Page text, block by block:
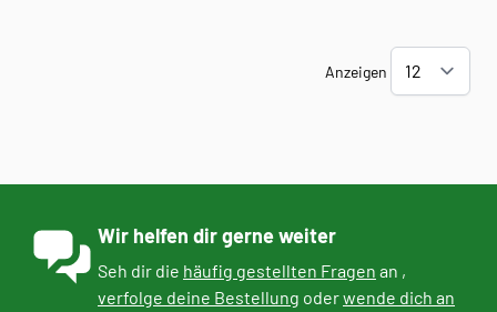
Anzeigen
Wir helfen dir gerne weiter
Seh dir die häufig gestellten Fragen an ,
verfolge deine Bestellung oderwende dich an